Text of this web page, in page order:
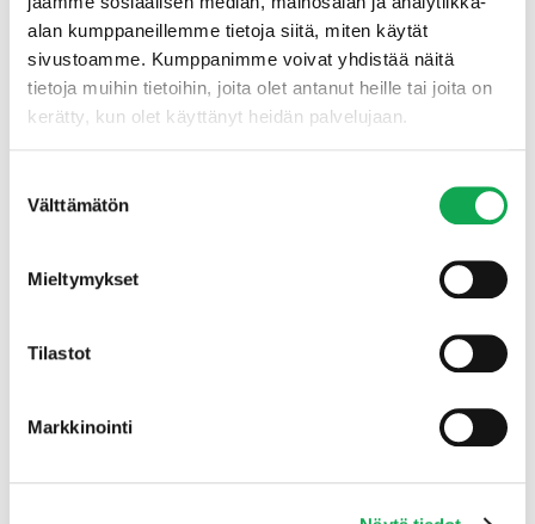
alan kumppaneillemme tietoja siitä, miten käytät
sivustoamme. Kumppanimme voivat yhdistää näitä
tietoja muihin tietoihin, joita olet antanut heille tai joita on
kerätty, kun olet käyttänyt heidän palvelujaan.
valinta
Välttämätön
Mieltymykset
Tilastot
Markkinointi